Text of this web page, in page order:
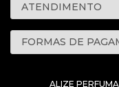
ATENDIMENTO
FORMAS DE
ALIZE